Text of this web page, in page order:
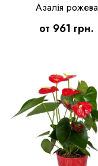
Азалія рожева
от 961 грн.